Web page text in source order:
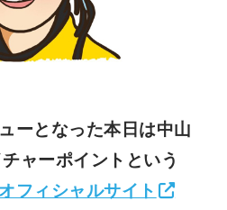
ーとなった本日は中山
ャーポイントという
フィシャルサイト